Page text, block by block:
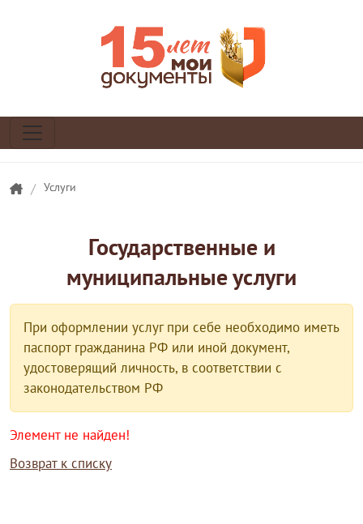
/ Услуги
Государственные и
муниципальные услуги
При оформлении услуг при себе необходимо иметь
паспорт гражданина РФ или иной документ,
удостоверящий личность, в соответствии с
законодательством РФ
Элемент не найден!
Возврат к списку